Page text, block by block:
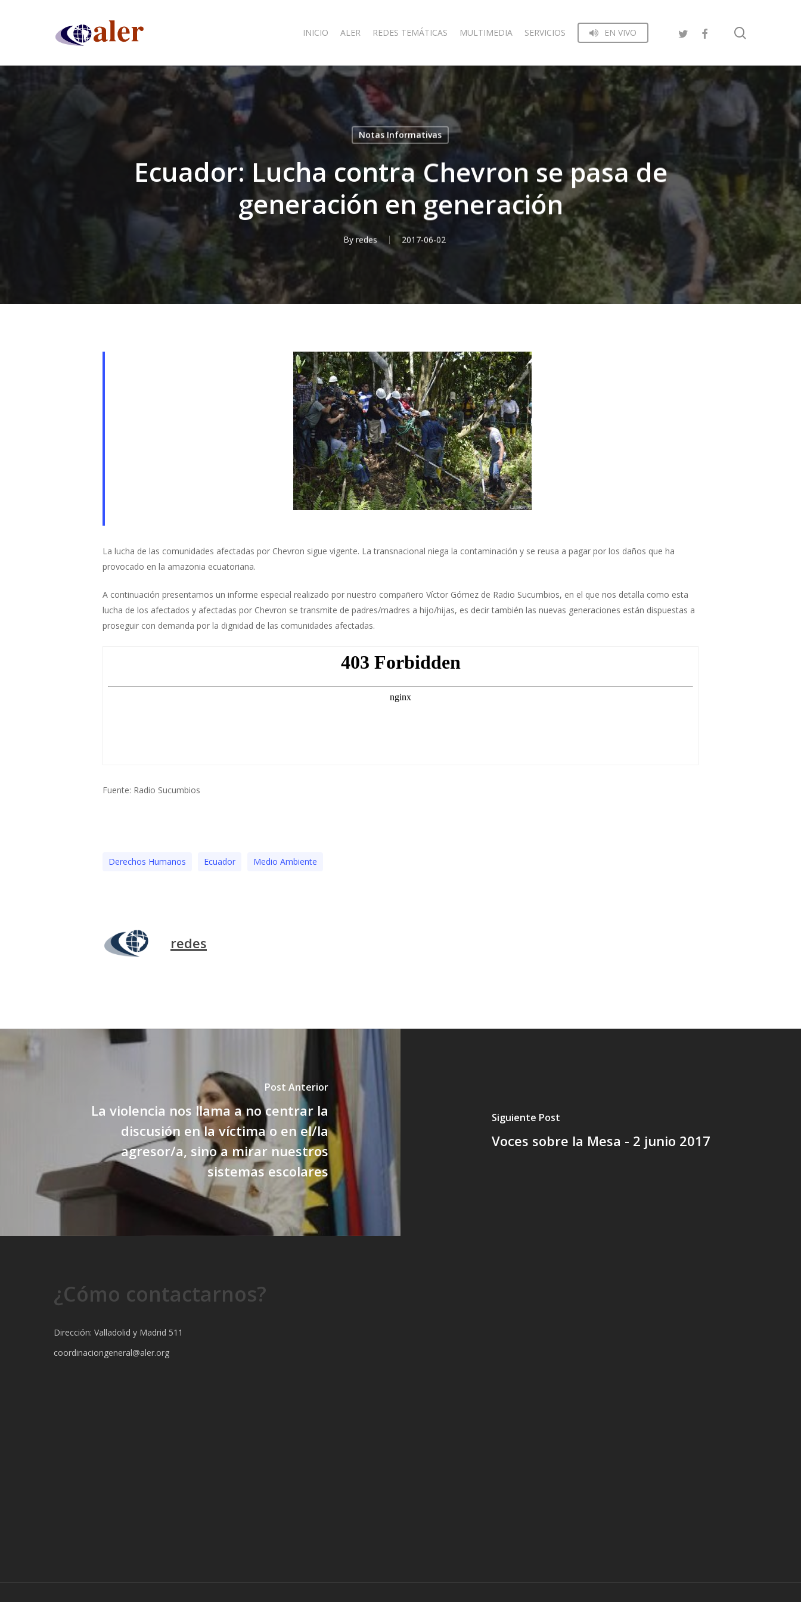
INICIO ALER REDES TEMÁTICAS MULTIMEDIA SERVICIOS EN VIVO
Notas Informativas
Ecuador: Lucha contra Chevron se pasa de
generación en generación
By redes 2017-06-02
La lucha de las comunidades afectadas por Chevron sigue vigente. La transnacional niega la contaminación y se reusa a pagar por los daños que ha
provocado en la amazonia ecuatoriana.
A continuación presentamos un informe especial realizado por nuestro compañero Víctor Gómez de Radio Sucumbios, en el que nos detalla como esta
lucha de los afectados y afectadas por Chevron se transmite de padres/madres a hijo/hijas, es decir también las nuevas generaciones están dispuestas a
proseguir con demanda por la dignidad de las comunidades afectadas.
Fuente: Radio Sucumbios
Derechos Humanos Ecuador Medio Ambiente
redes
Post Anterior
La violencia nos llama a no centrar la
discusión en la víctima o en el/la
agresor/a, sino a mirar nuestros
sistemas escolares
Siguiente Post
Voces sobre la Mesa - 2 junio 2017
¿Cómo contactarnos?
Dirección: Valladolid y Madrid 511
coordinaciongeneral@aler.org